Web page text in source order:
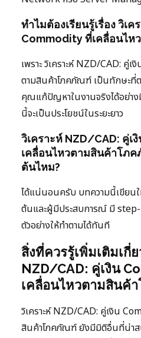
ทำไมต้องเรียนรู้เรื่อง วิเ
Commodity ที่เคลื่อนไ
เพราะ วิเคราะห์ NZD/CAD: คู่
ตามสินค้าโภคภัณฑ์ เป็นทักษะที่
คุณแก้ปัญหาในงานจริงได้อย่าง
นี้จะเป็นประโยชน์ในระยะยาว
วิเคราะห์ NZD/CAD: คู่เ
เคลื่อนไหวตามสินค้าโภ
ต้นไหม?
ได้แน่นอนครับ บทความนี้เขียนใ
ต้นและผู้มีประสบการณ์ มี
ตัวอย่างให้ทำตามได้ทันที
สิ่งที่ควรรู้เพิ่มเติมเกี่
NZD/CAD: คู่เงิน
เคลื่อนไหวตามสินค้
วิเคราะห์ NZD/CAD: คู่เงิน
สินค้าโภคภัณฑ์ ยังมีมิติอื่นที่น่าส